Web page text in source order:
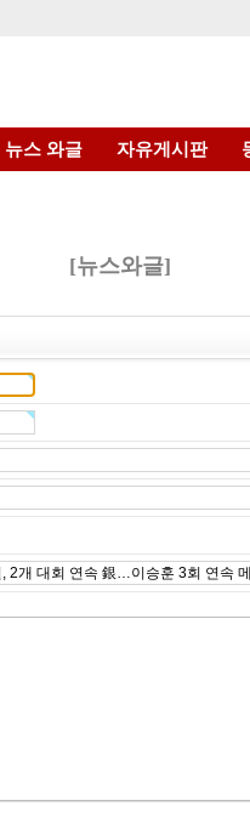
뉴스 와글 자유게시판
[뉴스와글]